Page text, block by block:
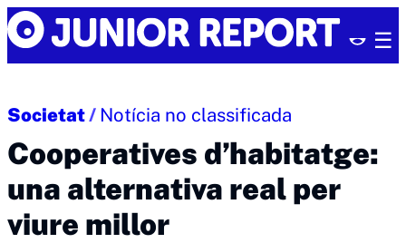
Skip
to
content
Junior
Report
Societat/ Notícia no classificada
Cooperatives d’habitatge:
una alternativa real per
viure millor